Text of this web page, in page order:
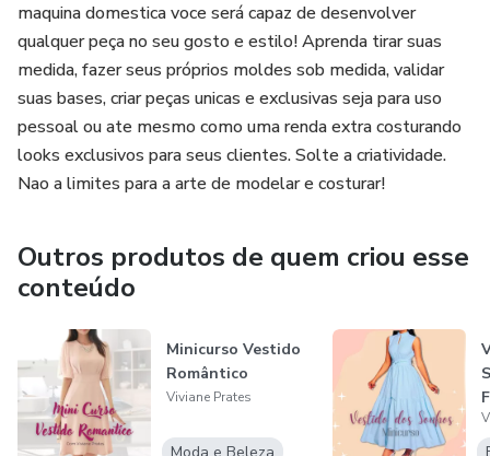
maquina domestica voce será capaz de desenvolver
qualquer peça no seu gosto e estilo! Aprenda tirar suas
medida, fazer seus próprios moldes sob medida, validar
suas bases, criar peças unicas e exclusivas seja para uso
pessoal ou ate mesmo como uma renda extra costurando
looks exclusivos para seus clientes. Solte a criatividade.
Nao a limites para a arte de modelar e costurar!
Outros produtos de quem criou esse
conteúdo
Minicurso Vestido
Romântico
Viviane Prates